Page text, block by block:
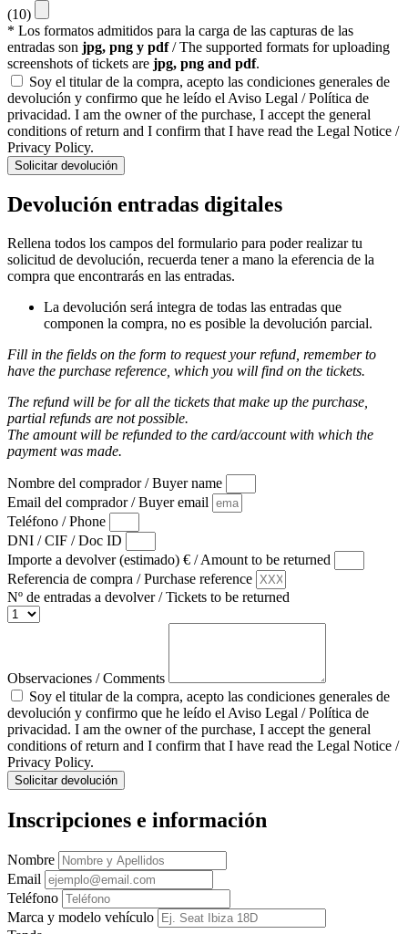
(10)
* Los formatos admitidos para la carga de las capturas de las
entradas son jpg, png y pdf/ The supported formats for uploading
screenshots of tickets are jpg, png and pdf.
Soy el titular de la compra, acepto las condiciones generales de
devolución y confirmo que he leído el Aviso Legal / Política de
privacidad. I am the owner of the purchase, I accept the general
conditions of return and I confirm that I have read the Legal Notice /
Privacy Policy.
Solicitar devolución
Devolución entradas digitales
Rellena todos los campos del formulario para poder realizar tu
solicitud de devolución, recuerda tener a mano la eferencia de la
compra que encontrarás en las entradas.
La devolución será integra de todas las entradas que
componen la compra, no es posible la devolución parcial.
Fill in the fields on the form to request your refund, remember to
have the purchase reference, which you will find on the tickets.
The refund will be for all the tickets that make up the purchase,
partial refunds are not possible.
The amount will be refunded to the card/account with which the
payment was made.
Nombre del comprador / Buyer name
Email del comprador / Buyer email
Teléfono / Phone
DNI / CIF / Doc ID
Importe a devolver (estimado) € / Amount to be returned
Referencia de compra / Purchase reference
Nº de entradas a devolver / Tickets to be returned
Observaciones / Comments
Soy el titular de la compra, acepto las condiciones generales de
devolución y confirmo que he leído el Aviso Legal / Política de
privacidad. I am the owner of the purchase, I accept the general
conditions of return and I confirm that I have read the Legal Notice /
Privacy Policy.
Solicitar devolución
Inscripciones e información
Nombre
Email
Teléfono
Marca y modelo vehículo